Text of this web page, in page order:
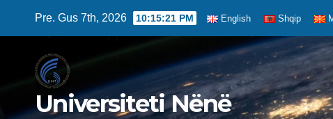
Pre. Gus 7th, 2026 10:15:22 PM English Shqip
Universiteti Nënë